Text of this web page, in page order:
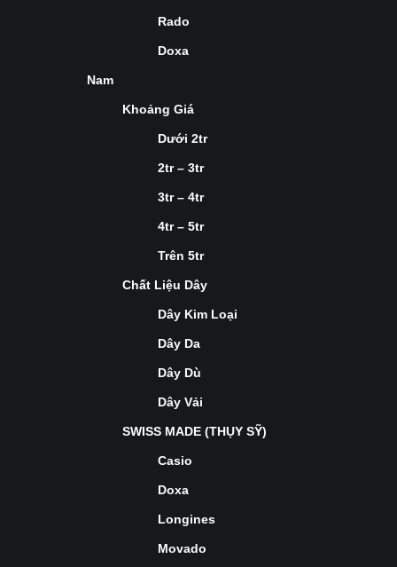
Rado
Doxa
Nam
Khoảng Giá
Dưới 2tr
2tr – 3tr
3tr – 4tr
4tr – 5tr
Trên 5tr
Chất Liệu Dây
Dây Kim Loại
Dây Da
Dây Dù
Dây Vải
SWISS MADE (THỤY SỸ)
Casio
Doxa
Longines
Movado